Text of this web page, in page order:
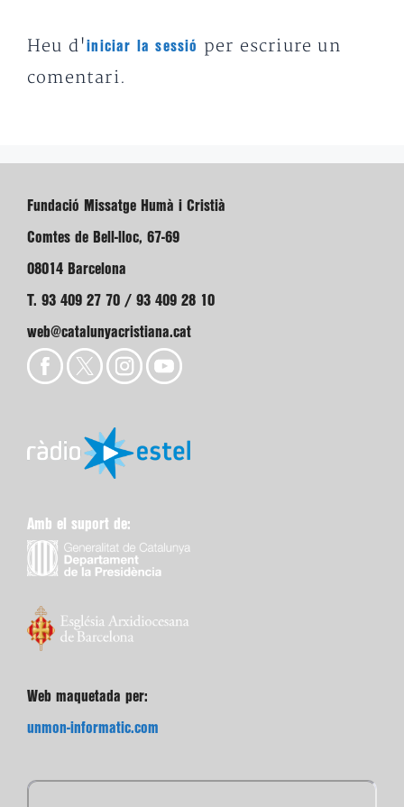
Heu d'iniciar la sessió
per escriure un
comentari.
Fundació Missatge Humà i Cristià
Comtes de Bell-lloc, 67-69
08014 Barcelona
T. 93 409 27 70 / 93 409 28 10
web@catalunyacristiana.cat
Amb el suport de:
Web maquetada per:
unmon-informatic.com